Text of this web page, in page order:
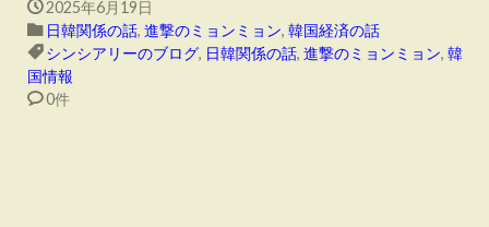
2025年6月19日
日韓関係の話, 進撃のミョンミョン, 韓国経済の話
シンシアリーのブログ, 日韓関係の話, 進撃のミョンミョン, 韓
国情報
0件